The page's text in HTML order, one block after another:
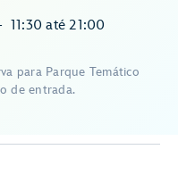
11:30 até 21:00
para Parque Temático
de entrada.